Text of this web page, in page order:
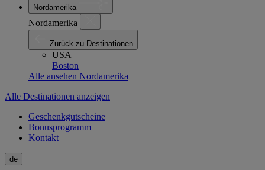
Nordamerika
Nordamerika
Zurück zu Destinationen
USA
Boston
Alle ansehen Nordamerika
Alle Destinationen anzeigen
Geschenkgutscheine
Bonusprogramm
Kontakt
de